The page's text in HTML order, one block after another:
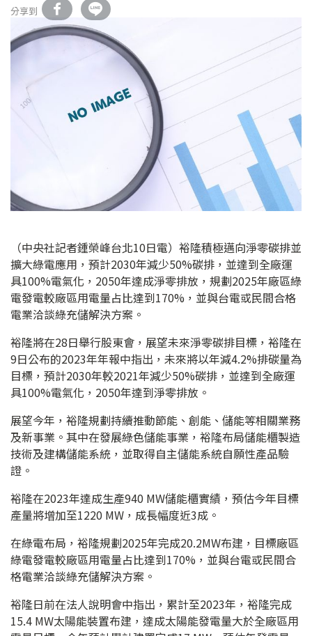
分享到
（中央社記者鍾榮峰台北10日電）裕隆積極邁向淨零碳排並
擴大綠電應用，預計2030年減少50%碳排，並達到全廠運
具100%電氣化，2050年達成淨零排放，規劃2025年廠區綠
電發電較廠區用電量占比達到170%，並與台電或民間合格
電業洽談綠充儲解決方案。
裕隆將在28日舉行股東會，展望未來淨零碳排目標，裕隆在
9日公布的2023年年報中指出，未來將以年減4.2%排碳量為
目標，預計2030年較2021年減少50%碳排，並達到全廠運
具100%電氣化，2050年達到淨零排放。
展望今年，裕隆規劃持續推動節能、創能、儲能等相關業務
及新事業。其中在發展綠色儲能事業，裕隆布局儲能櫃製造
技術及建構儲能系統，並取得自主儲能系統自願性產品驗
證。
裕隆在2023年達成生產940 MW儲能櫃實績，預估今年目標
產量將增加至1220 MW，成長幅度近3成。
在綠電布局，裕隆規劃2025年完成20.2MW布建，目標廠區
綠電發電較廠區用電量占比達到170%，並與台電或民間合
格電業洽談綠充儲解決方案。
裕隆日前在法人說明會中指出，累計至2023年，裕隆完成
15.4 MW太陽能裝置布建，達成太陽能發電量大於全廠區用